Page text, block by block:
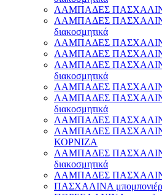
ΛΑΜΠΑΔΕΣ
ΛΑΜΠΑΔΕΣ
διακοσμητικά
ΛΑΜΠΑΔΕΣ
ΛΑΜΠΑΔΕΣ
ΛΑΜΠΑΔΕΣ
διακοσμητικά
ΛΑΜΠΑΔΕΣ
ΛΑΜΠΑΔΕΣ
διακοσμητικά
ΛΑΜΠΑΔΕΣ
ΛΑΜΠΑΔΕΣ
ΚΟΡΝΙΖΑ
ΛΑΜΠΑΔΕΣ
διακοσμητικά
ΛΑΜΠΑΔΕΣ
ΠΑΣΧΑΛΙΝΑ